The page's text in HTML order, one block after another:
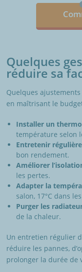
Quelques
réduire sa
Quelques
en maîtrisant le
Installer un
température selon
Entretenir
bon rendement.
Améliorer
les pertes.
Adapter la
salon, 17°C dans
Purger les
de la chaleur.
Un entretien régulier
réduire les pannes,
prolonger la durée de